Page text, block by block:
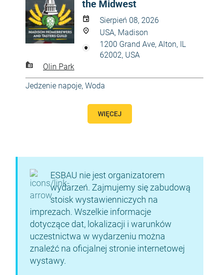
the Midwest
Sierpień 08, 2026
USA, Madison
1200 Grand Ave, Alton, IL
62002, USA
Olin Park
Jedzenie napoje, Woda
WIĘCEJ
ESBAU nie jest organizatorem
wydarzeń. Zajmujemy się zabudową
stoisk wystawienniczych na
imprezach. Wszelkie informacje
dotyczące dat, lokalizacji i warunków
uczestnictwa w wydarzeniu można
znaleźć na oficjalnej stronie internetowej
wystawy.